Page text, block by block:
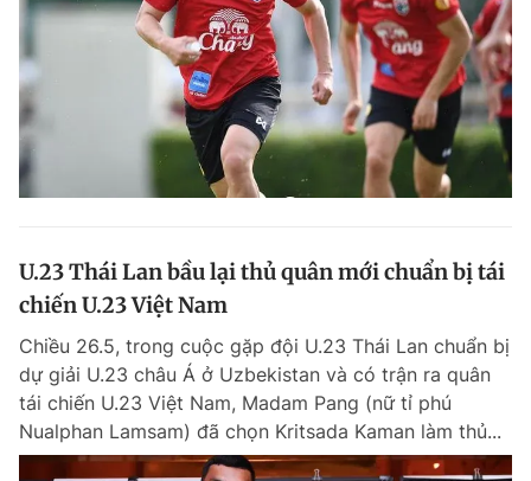
Hotline
0906 645 777
Liên hệ quảng cáo
0908 780 404
Đặt báo Quảng cáo RSS Tòa soạn Chính sách bảo
Tổng biên tập: Nguyễn Ngọc Toàn
Tổng thư ký tòa soạn: Đức Trung
Giấy phép xuất bản số 110/GP - BTTTT cấp ngày 24.3.2020
© 2003-2026 Bản quyền thuộc về Báo Thanh Niên. Cấm sao chép
dưới mọi hình thức nếu không có sự chấp thuận bằng văn bản.
Phát triển bởi ePi Technologies, JSC.
U.23 Thái Lan bầu lại thủ quân mới chuẩn bị tái
chiến U.23 Việt Nam
Chiều 26.5, trong cuộc gặp đội U.23 Thái Lan chuẩn bị
dự giải U.23 châu Á ở Uzbekistan và có trận ra quân
tái chiến U.23 Việt Nam, Madam Pang (nữ tỉ phú
Nualphan Lamsam) đã chọn Kritsada Kaman làm thủ...